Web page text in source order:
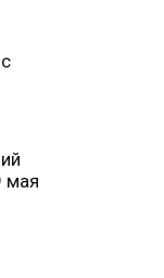
мая